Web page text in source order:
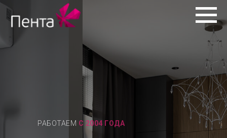
РАБОТАЕМ С 2004 ГОДА